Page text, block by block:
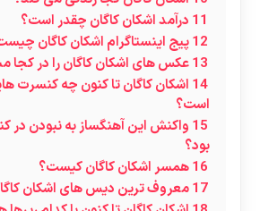
11 درآمد اشکان کاگان چقدر است؟
12پیج اینستاگرام اشکان کاگان
13عکس های اشکان کاگان را در کجا
14 اشکان کاگان تا کنون چه کنسرت
است؟
15 واکنش این آهنگساز به نبودن
بود؟
16همسر اشکان کاگان کیست؟
17معروف ترین دیس های اشکان